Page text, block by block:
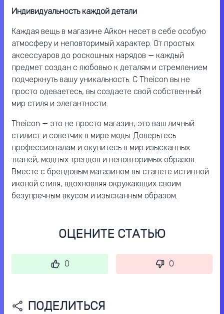
Индивидуальность каждой детали
Каждая вещь в магазине Айкон несет в себе особую
атмосферу и неповторимый характер. От простых
аксессуаров до роскошных нарядов — каждый
предмет создан с любовью к деталям и стремлением
подчеркнуть вашу уникальность. С Theicon вы не
просто одеваетесь, вы создаете свой собственный
мир стиля и элегантности.
Theicon — это не просто магазин, это ваш личный
стилист и советчик в мире моды. Доверьтесь
профессионалам и окунитесь в мир изысканных
тканей, модных трендов и неповторимых образов.
Вместе с брендовым магазином вы станете истинной
иконой стиля, вдохновляя окружающих своим
безупречным вкусом и изысканным образом.
ОЦЕНИТЕ СТАТЬЮ
0 0
ПОДЕЛИТЬСЯ